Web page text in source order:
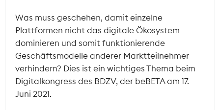
Was muss geschehen, damit einzelne
Plattformen nicht das digitale Ökosystem
dominieren und somit funktionierende
Geschäftsmodelle anderer Marktteilnehmer
verhindern? Dies ist ein wichtiges Thema beim
Digitalkongress des BDZV, der beBETA am 17.
Juni 2021.